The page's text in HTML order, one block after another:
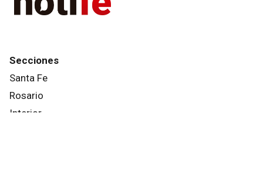
Secciones
Santa Fe
Rosario
Interior